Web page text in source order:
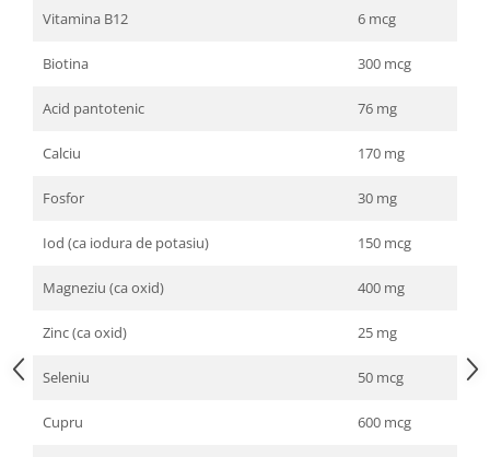
Vitamina B12 6 mcg
Biotina 300 mcg
Acid pantotenic 76 mg
Calciu 170 mg
Fosfor 30 mg
Iod (ca iodura de potasiu) 150 mcg
Magneziu (ca oxid) 400 mg
Zinc (ca oxid) 25 mg
Seleniu 50 mcg
Cupru 600 mcg